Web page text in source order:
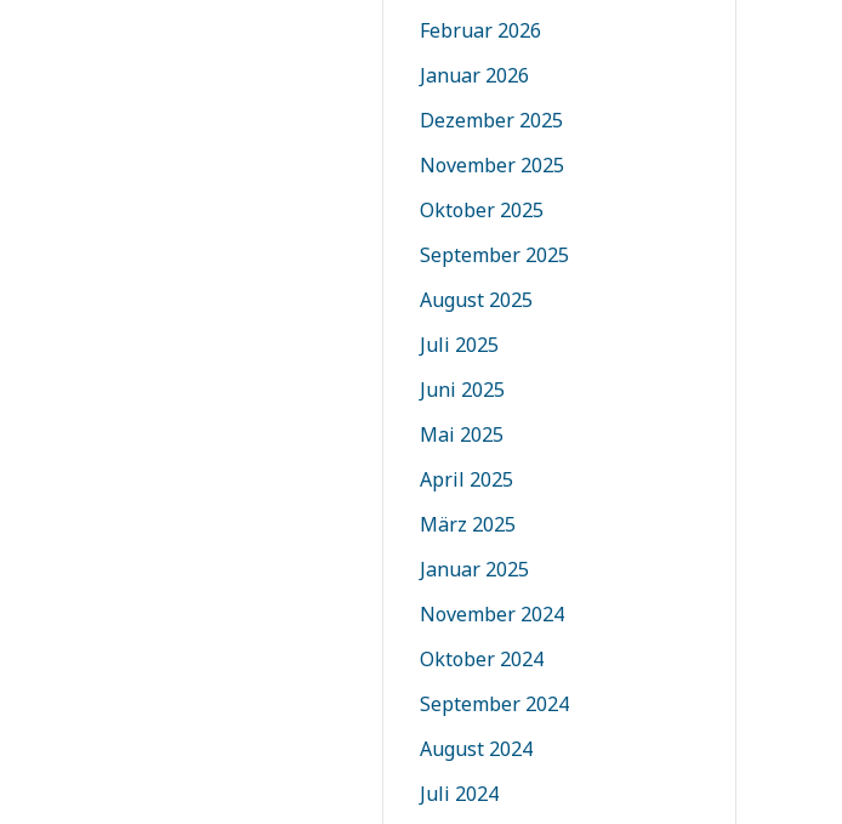
Februar 2026
Januar 2026
Dezember 2025
November 2025
Oktober 2025
September 2025
August 2025
Juli 2025
Juni 2025
Mai 2025
April 2025
März 2025
Januar 2025
November 2024
Oktober 2024
September 2024
August 2024
Juli 2024